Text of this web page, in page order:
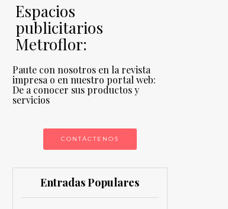
Espacios
publicitarios
Metroflor:
Paute con nosotros en la revista
impresa o en nuestro portal web:
De a conocer sus productos y
servicios
CONTÁCTENOS
Entradas Populares